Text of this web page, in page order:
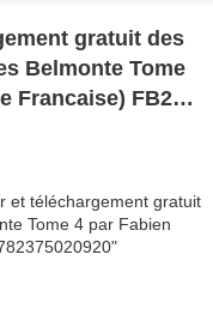
gratuit des
Belmonte Tome
Francaise) FB2